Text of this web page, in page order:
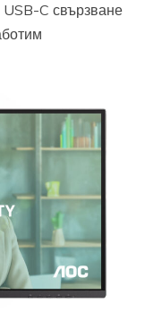
USB-C свързване